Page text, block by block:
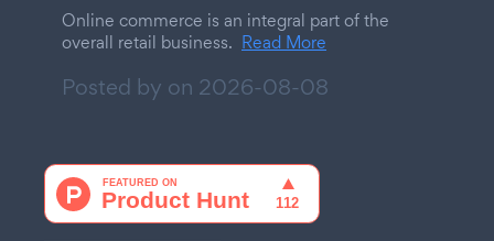
Online commerce is an integral part of the
overall retail business. Read More
Posted by on 2026-08-08